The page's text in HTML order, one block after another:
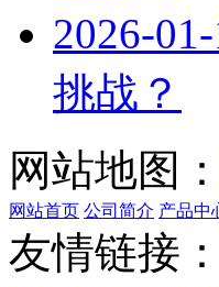
2026-
挑战？
网站地图：
网站首页 公司简介 产品中
友情链接：